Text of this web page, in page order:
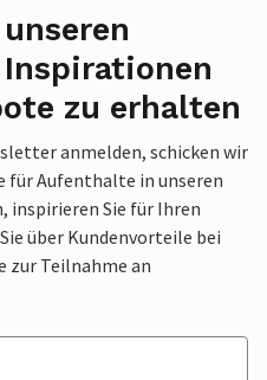
zu erhalten
anmelden, schicken wir
für Aufenthalte in unseren
inspirieren Sie für Ihren
über Kundenvorteile bei
zur Teilnahme an